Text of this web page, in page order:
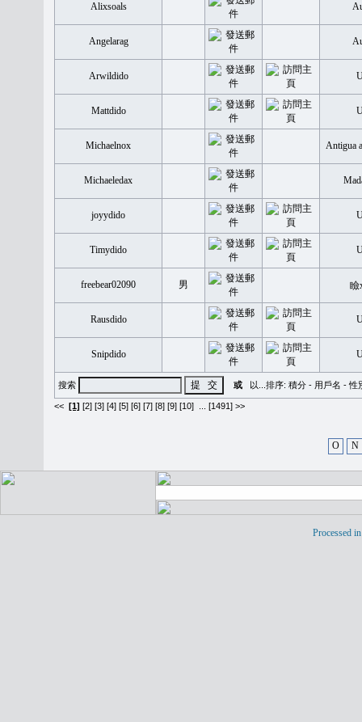
Alixsoals
Angelarag
Arwildido
Mattdido
Michaelnox Antigua
Michaeledax
joyydido
Timydido
freebear02090 男
Rausdido
Snipdido
搜索 或 以...排序: 積分 - 用戶名 -性
<< [1] [2] [3] [4] [5] [6] [7] [8] [9] [10] [1491] >>
O N
Processed